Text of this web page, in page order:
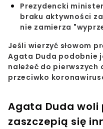
Prezydencki
braku aktywności
nie zamierza
Jeśli wierzyć słowom
Agata Duda podobnie
należeć do pierwszych
przeciwko
Agata Duda woli
zaszczepią się